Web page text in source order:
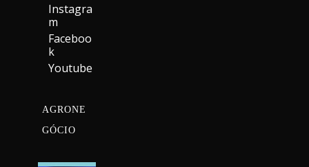
Instagra
M
Faceboo
K
Youtube
AGRONE
GÓCIO